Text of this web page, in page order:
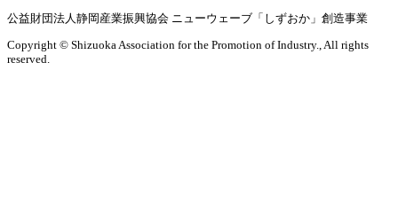
公益財団法人静岡産業振興協会 ニューウェーブ「しずおか」創造事業
Copyright © Shizuoka Association for the Promotion of Industry.,All rights
reserved.